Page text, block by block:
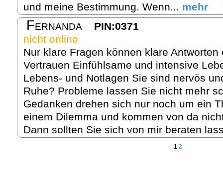
und meine Bestimmung. Wenn... mehr
Fernanda
PIN:0371
nicht online
Nur klare Fragen können klare
Vertrauen Einfühlsame und intensive
Lebens- und Notlagen Sie sind nervös
Ruhe? Probleme lassen Sie nicht mehr
Gedanken drehen sich nur noch um ein
einem Dilemma und kommen von da
Dann sollten Sie sich von mir beraten
1 2